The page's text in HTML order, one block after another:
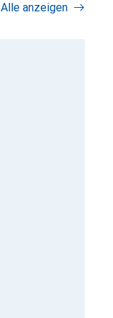
Alle anzeigen